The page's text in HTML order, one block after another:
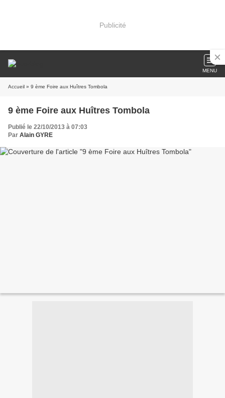
Publicité
MENU
Accueil » 9 ème Foire aux Huîtres Tombola
9 ème Foire aux Huîtres Tombola
Publié le 22/10/2013 à 07:03
Par Alain GYRE